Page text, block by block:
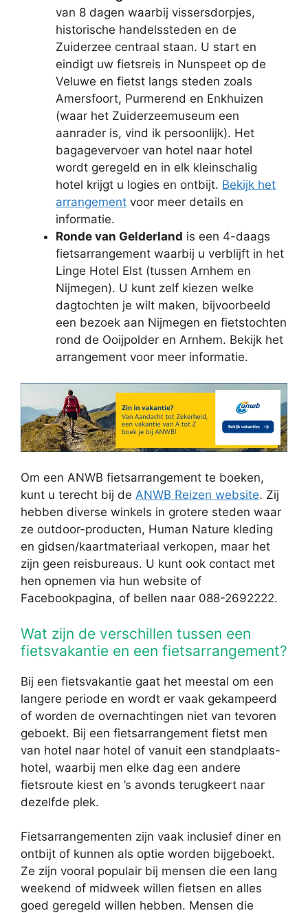
van 8 dagen waarbij vissersdorpjes,
historische handelssteden en de
Zuiderzee centraal staan. U start en
eindigt uw fietsreis in Nunspeet op de
Veluwe en fietst langs steden zoals
Amersfoort, Purmerend en Enkhuizen
(waar het Zuiderzeemuseum een
aanrader is, vind ik persoonlijk). Het
bagagevervoer van hotel naar hotel
wordt geregeld en in elk kleinschalig
hotel krijgt u logies en ontbijt. Bekijk het
arrangement voor meer details en
informatie.
Ronde van Gelderland is een 4-daags
fietsarrangement waarbij u verblijft in het
Linge Hotel Elst (tussen Arnhem en
Nijmegen). U kunt zelf kiezen welke
dagtochten je wilt maken, bijvoorbeeld
een bezoek aan Nijmegen en fietstochten
rond de Ooijpolder en Arnhem. Bekijk het
arrangement voor meer informatie.
Om een ANWB fietsarrangement te boeken,
kunt u terecht bij de ANWB Reizen website. Zij
hebben diverse winkels in grotere steden waar
ze outdoor-producten, Human Nature kleding
en gidsen/kaartmateriaal verkopen, maar het
zijn geen reisbureaus. U kunt ook contact met
hen opnemen via hun website of
Facebookpagina, of bellen naar 088-2692222.
Wat zijn de verschillen tussen een
fietsvakantie en een fietsarrangement?
Bij een fietsvakantie gaat het meestal om een
langere periode en wordt er vaak gekampeerd
of worden de overnachtingen niet van tevoren
geboekt. Bij een fietsarrangement fietst men
van hotel naar hotel of vanuit een standplaats-
hotel, waarbij men elke dag een andere
fietsroute kiest en ’s avonds terugkeert naar
dezelfde plek.
Fietsarrangementen zijn vaak inclusief diner en
ontbijt of kunnen als optie worden bijgeboekt.
Ze zijn vooral populair bij mensen die een lang
weekend of midweek willen fietsen en alles
goed geregeld willen hebben. Mensen die